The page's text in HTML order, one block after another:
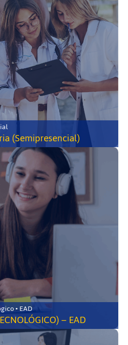
(Semipresencial)
Divinópolis-MG • Tecnológico • EAD
– EAD